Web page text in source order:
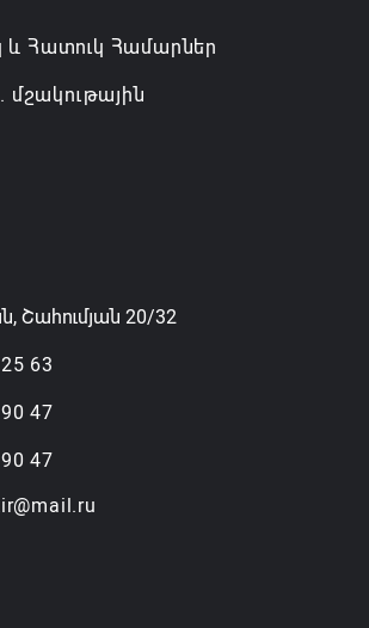
և Հատուկ Համարներ
մշակութային
Շահումյան 20/32
63
47
47